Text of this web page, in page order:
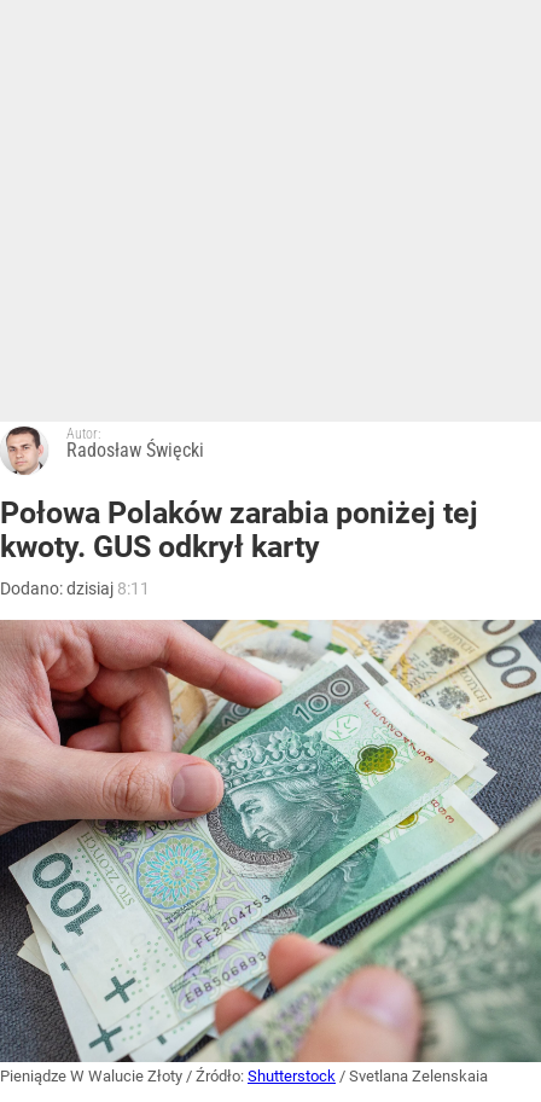
Autor:
Radosław Święcki
Połowa Polaków zarabia poniżej tej
kwoty. GUS odkrył karty
Dodano:dzisiaj 8:11
Pieniądze W Walucie Złoty / Źródło: Shutterstock / Svetlana Zelenskaia